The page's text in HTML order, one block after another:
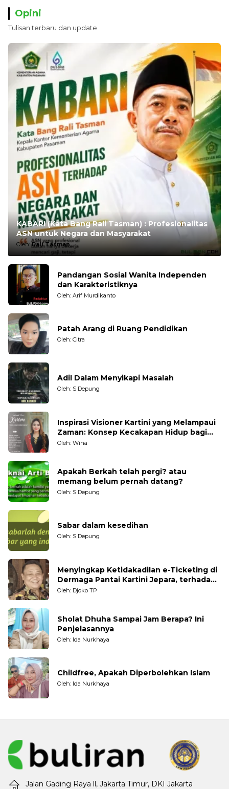
Opini
Tulisan terbaru dan update
KABARI (Kata Bang Rali Tasman) : Profesionalitas
ASN untuk Negara dan Masyarakat
Oleh:Rali Tasman
Pandangan Sosial Wanita Independen
dan Karakteristiknya
Oleh: Arif Murdikanto
Patah Arang di Ruang Pendidikan
Oleh: Citra
Adil Dalam Menyikapi Masalah
Oleh: S Depung
Inspirasi Visioner Kartini yang Melampaui
Zaman: Konsep Kecakapan Hidup bagi
Generasi Muda
Oleh: Wina
Apakah Berkah telah pergi? atau
memang belum pernah datang?
Oleh: S Depung
Sabar dalam kesedihan
Oleh: S Depung
Menyingkap Ketidakadilan e-Ticketing di
Dermaga Pantai Kartini Jepara, terhadap
Nelayan Tradisional
Oleh: Djoko TP
Sholat Dhuha Sampai Jam Berapa? Ini
Penjelasannya
Oleh: Ida Nurkhaya
Childfree, Apakah Diperbolehkan Islam
Oleh: Ida Nurkhaya
Jalan Gading Raya ll, Jakarta Timur, DKI Jakarta